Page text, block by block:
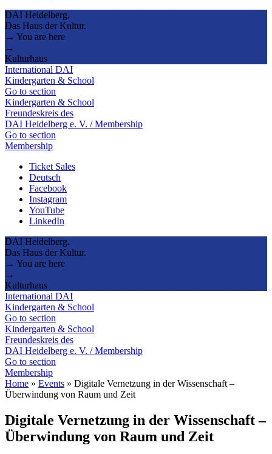
DAI Heidelberg.
Das Haus der Kultur.
→ You are here
→
Kulturhaus
International DAI
Kindergarten & School
Go to section
Kindergarten & School
Freundeskreis des
DAI Heidelberg e. V. / Membership
Go to section
Membership
Ticket Sales
Deutsch
Facebook
Instagram
YouTube
LinkedIn
DAI Heidelberg.
Das Haus der Kultur.
→ You are here
→
Kulturhaus
International DAI
Kindergarten & School
Go to section
Kindergarten & School
Freundeskreis des
DAI Heidelberg e. V. / Membership
Go to section
Membership
Home » Events » Digitale Vernetzung in der Wissenschaft –
Überwindung von Raum und Zeit
Digitale Vernetzung in der Wissenschaft –
Überwindung von Raum und Zeit